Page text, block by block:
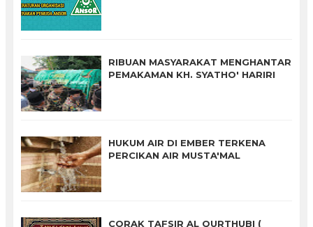
RIBUAN MASYARAKAT MENGHANTAR
PEMAKAMAN KH. SYATHO' HARIRI
HUKUM AIR DI EMBER TERKENA
PERCIKAN AIR MUSTA'MAL
CORAK TAFSIR AL QURTHUBI (